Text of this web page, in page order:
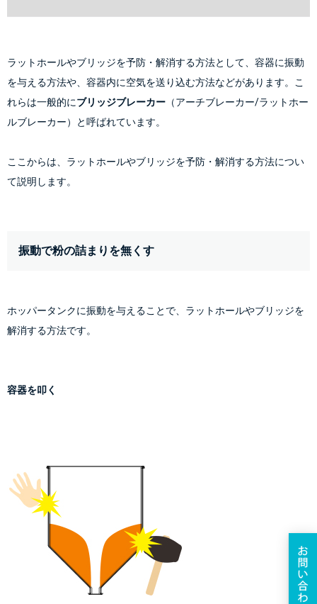
ラットホールやブリッジを予防・解消する方法として、容器に振動
を与える方法や、容器内に空気を送り込む方法などがあります。こ
れらは一般的にブリッジブレーカー （アーチブレーカー/ラットホー
ルブレーカー）と呼ばれています。
ここからは、ラットホールやブリッジを予防・解消する方法につい
て説明します。
振動で粉の詰まりを無くす
ホッパータンクに振動を与えることで、ラットホールやブリッジを
解消する方法です。
容器を叩く